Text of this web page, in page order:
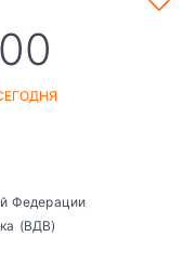
Федерации
(ВДВ)